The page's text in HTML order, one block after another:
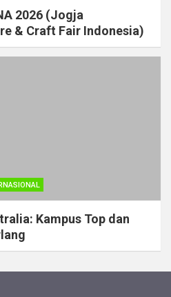
2026 (Jogja
& Craft Fair Indonesia)
Kampus Top dan